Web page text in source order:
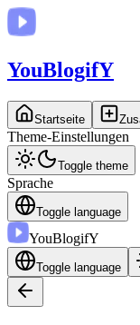
YouBlogifY
Startseite
Theme-Einstellungen
Toggle theme
Sprache
Toggle language
YouBlogifY
Toggle language